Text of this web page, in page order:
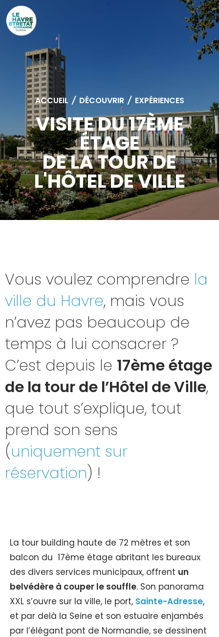
ACCUEIL / DÉCOUVRIR / EXPÉRIENCES
VISITE DU 17ÈME
ÉTAGE
DE LA TOUR DE
L'HÔTEL DE VILLE
Vous voulez comprendre la
ville du Havre, mais vous
n’avez pas beaucoup de
temps à lui consacrer ?
C’est depuis le 17ème étage
de la tour de l’Hôtel de Ville,
que tout s’explique, tout
prend son sens
(uniquement sur
réservation) !
La tour building haute de 72 mètres et son
balcon du 17ème étage abritant les bureaux
des divers services municipaux, offrent un
belvédère à couper le souffle. Son panorama
XXL s’ouvre sur la ville, le port, Sainte-Adresse,
et par delà la Seine et son estuaire enjambés
par l’élégant pont de Normandie, se dessinent
Cookies management panel